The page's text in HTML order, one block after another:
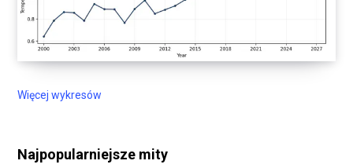
Więcej wykresów
Najpopularniejsze mity